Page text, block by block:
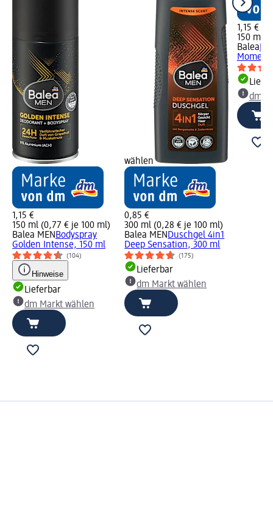
1,15 €
150 ml (0,77 € je 100 ml)
Balea MEN Bodyspray
Golden Intense, 150 ml
(104)
Hinweise
Lieferbar
dm Markt wählen
wählen
0,85 €
300 ml (0,28 € je 100 ml)
Balea MEN Duschgel 4in1
Deep Sensation, 300 ml
(175)
Lieferbar
dm Markt wählen
1,15 €
150 ml
Balea
dm